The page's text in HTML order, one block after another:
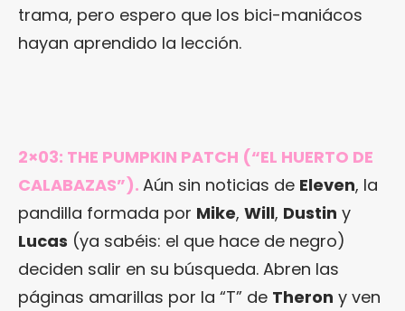
trama, pero espero que los bici-maniácos
hayan aprendido la lección.
2×03: THE PUMPKIN PATCH (“EL HUERTO DE
CALABAZAS”). Aún sin noticias de Eleven, la
pandilla formada por Mike, Will, Dustin y
Lucas (ya sabéis: el que hace de negro)
deciden salir en su búsqueda. Abren las
páginas amarillas por la “T” de Theron y ven